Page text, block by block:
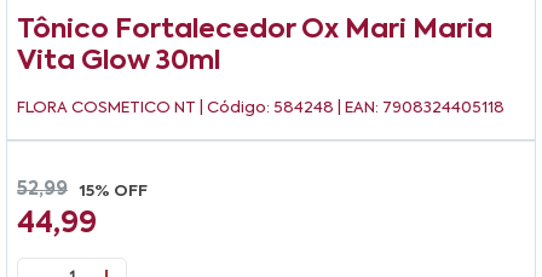
Tônico Fortalecedor Ox Mari Maria
Vita Glow 30ml
FLORA COSMETICO NT | Código: 584248 | EAN: 7908324405118
52,99 15% OFF
44,99